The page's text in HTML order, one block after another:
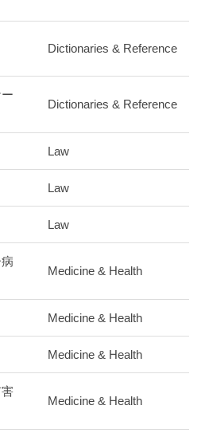
Dictionaries & Reference
Dictionaries & Reference
Law
Law
Law
Medicine & Health
Medicine & Health
Medicine & Health
Medicine & Health